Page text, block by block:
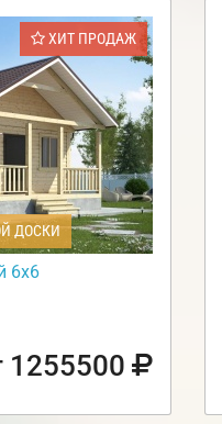
ХИТ ПРОДАЖ
ДОСКИ
6х6
1255500